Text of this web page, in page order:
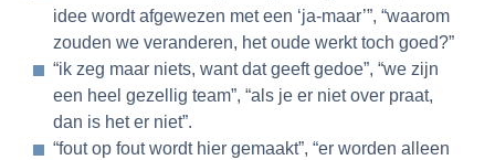
idee wordt afgewezen met een ‘ja-maar’”, “waarom
zouden we veranderen, het oude werkt toch goed?”
“ik zeg maar niets, want dat geeft gedoe”, “we zijn
een heel gezellig team”, “als je er niet over praat,
dan is het er niet”.
“fout op fout wordt hier gemaakt”, “er worden alleen